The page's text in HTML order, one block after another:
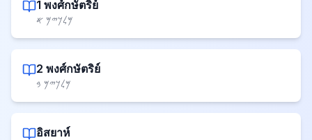
1 พงศ์กษัตริย์
𐤌𐤋𐤊𐤉𐤌 𐤀
2 พงศ์กษัตริย์
𐤌𐤋𐤊𐤉𐤌 𐤁
อิสยาห์